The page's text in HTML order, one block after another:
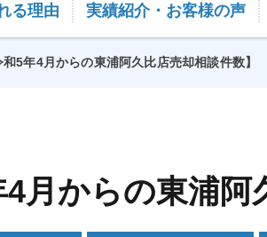
る理由 実績紹介・お客様の声
和5年4月からの東浦阿久比店売却相談件数】
月からの東浦阿